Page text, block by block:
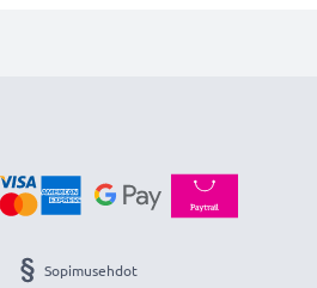
Sopimusehdot